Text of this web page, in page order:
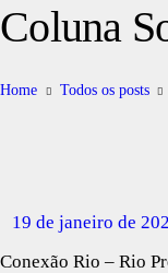
Coluna
Home Todos os posts
19 de janeiro de
Conexão Rio – Rio